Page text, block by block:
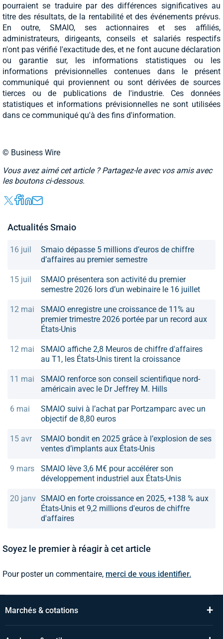
pourraient se traduire par des différences significatives au
titre des résultats, de la rentabilité et des événements prévus.
En outre, SMAIO, ses actionnaires et ses affiliés,
administrateurs, dirigeants, conseils et salariés respectifs
n'ont pas vérifié l'exactitude des, et ne font aucune déclaration
ou garantie sur, les informations statistiques ou les
informations prévisionnelles contenues dans le présent
communiqué qui proviennent ou sont dérivées de sources
tierces ou de publications de l'industrie. Ces données
statistiques et informations prévisionnelles ne sont utilisées
dans ce communiqué qu'à des fins d'information.
© Business Wire
Vous avez aimé cet article ? Partagez-le avec vos amis avec
les boutons ci-dessous.
Actualités Smaio
16 juil
Smaio dépasse 5 millions d’euros de chiffre
d’affaires au premier semestre
15 juil
SMAIO présentera son activité du premier
semestre 2026 lors d’un webinaire le 16 juillet
12 mai
SMAIO enregistre une croissance de 11% au
premier trimestre 2026 portée par un record aux
États-Unis
12 mai
SMAIO affiche 2,8 Meuros de chiffre d'affaires
au T1, les États-Unis tirent la croissance
11 mai
SMAIO renforce son conseil scientifique nord-
américain avec le Dr Jeffrey M. Hills
6 mai
SMAIO suivi à l’achat par Portzamparc avec un
objectif de 8,80 euros
15 avr
SMAIO bondit en 2025 grâce à l’explosion de ses
ventes d’implants aux États-Unis
9 mars
SMAIO lève 3,6 M€ pour accélérer son
développement industriel aux États-Unis
20 janv SMAIO en forte croissance en 2025, +138 % aux
États-Unis et 9,2 millions d'euros de chiffre
d'affaires
Soyez le premier à réagir à cet article
Pour poster un commentaire, merci de vous identifier.
Marchés & cotations +